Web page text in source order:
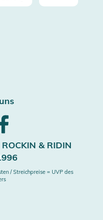
Facebook& RIDIN
/ Streichpreise = UVP des